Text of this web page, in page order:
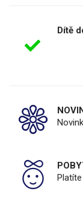
Dítě